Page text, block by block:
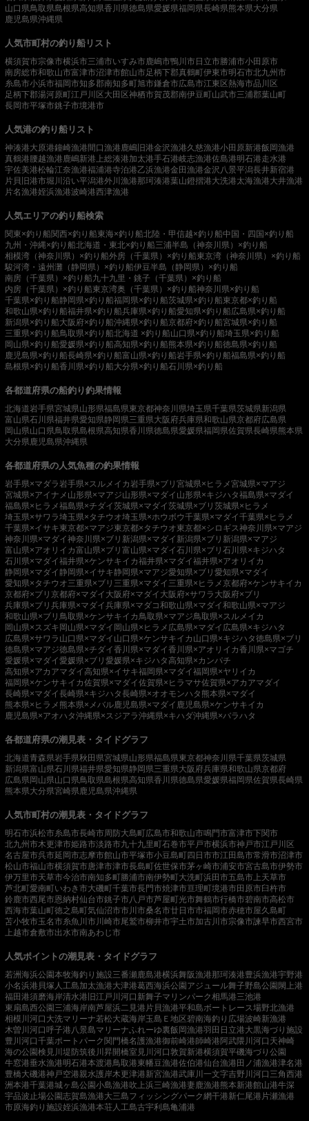
山口県鳥取県島根県高知県香川県徳島県愛媛県福岡県長崎県熊本県大分県
鹿児島県沖縄県
人気市町村の釣り船リスト
横須賀市宗像市横浜市三浦市いすみ市鹿嶋市鴨川市日立市勝浦市小田原市
南房総市和歌山市富津市沼津市館山市足柄下郡真鶴町伊東市明石市北九州市
糸島市小浜市福岡市知多郡南知多町旭市鎌倉市広島市江東区熱海市品川区
足柄下郡湯河原町江戸川区大田区神栖市賀茂郡南伊豆町山武市三浦郡葉山町
長岡市平塚市銚子市境港市
人気港の釣り船リスト
神湊港大原港鐘崎漁港間口漁港 鹿嶋旧港金沢漁港久慈漁港小田原新港飯岡漁港
真鶴港腰越漁港 鹿嶋新港 上総湊港加太港手石港岐志漁港佐島港明石港走水港
宇佐美港松輪江奈漁港福浦港寺泊港乙浜漁港金田漁港金沢八景平潟長井新宿港
片貝旧港市堀川沿い平潟港外川漁港那珂湊港葉山鐙摺港大洗港太海漁港大井漁港
片名漁港姪浜漁港波崎港西津漁港
人気エリアの釣り船検索
関東×釣り船関西×釣り船東海×釣り船北陸・甲信越×釣り船中国・四国×釣り船
九州・沖縄×釣り船北海道・東北×釣り船三浦半島（神奈川県）×釣り船
相模湾（神奈川県）×釣り船外房（千葉県）×釣り船東京湾（神奈川県）×釣り船
駿河湾・遠州灘（静岡県）×釣り船伊豆半島（静岡県）×釣り船
南房（千葉県）×釣り船九十九里・銚子（千葉県）×釣り船
内房（千葉県）×釣り船東京湾奥（千葉県）×釣り船神奈川県×釣り船
千葉県×釣り船静岡県×釣り船福岡県×釣り船茨城県×釣り船東京都×釣り船
和歌山県×釣り船福井県×釣り船兵庫県×釣り船愛知県×釣り船広島県×釣り船
新潟県×釣り船大阪府×釣り船沖縄県×釣り船京都府×釣り船宮城県×釣り船
三重県×釣り船鳥取県×釣り船北海道 ×釣り船山口県×釣り船埼玉県×釣り船
岡山県×釣り船愛媛県×釣り船高知県×釣り船熊本県×釣り船徳島県×釣り船
鹿児島県×釣り船長崎県×釣り船富山県×釣り船岩手県×釣り船福島県×釣り船
島根県×釣り船香川県×釣り船大分県×釣り船石川県×釣り船
各都道府県の船釣り釣果情報
北海道岩手県宮城県山形県福島県東京都神奈川県埼玉県千葉県茨城県新潟県
富山県石川県福井県愛知県静岡県三重県大阪府兵庫県和歌山県京都府広島県
岡山県山口県鳥取県島根県高知県香川県徳島県愛媛県福岡県佐賀県長崎県熊本県
大分県 鹿児島県沖縄県
各都道府県の人気魚種の釣果情報
岩手県×マダラ 岩手県×スルメイカ 岩手県×ブリ 宮城県×ヒラメ宮城県×マアジ
宮城県×アイナメ 山形県×マアジ山形県×マダイ 山形県×キジハタ福島県×マダイ
福島県×ヒラメ福島県×チダイ茨城県×マダイ茨城県×ブリ 茨城県×ヒラメ
埼玉県×サワラ埼玉県×タチウオ埼玉県×ホウボウ千葉県×マダイ千葉県×ヒラメ
千葉県×イサキ東京都×マアジ東京都×タチウオ東京都×シロギス神奈川県×マアジ
神奈川県×マダイ神奈川県×ブリ 新潟県×マダイ 新潟県×ブリ 新潟県×マアジ
富山県×アオリイカ富山県×ブリ 富山県×マダイ石川県×ブリ 石川県×キジハタ
石川県×マダイ福井県×ケンサキイカ福井県×マダイ福井県×アオリイカ
静岡県×マダイ静岡県×イサキ静岡県×マアジ愛知県×ブリ 愛知県×マダイ
愛知県×タチウオ三重県×ブリ 三重県×マダイ 三重県×ヒラメ京都府×ケンサキイカ
京都府×ブリ 京都府×マダイ 大阪府×マダイ 大阪府×サワラ 大阪府×ブリ
兵庫県×ブリ 兵庫県×マダイ兵庫県×マダコ和歌山県×マダイ和歌山県×マアジ
和歌山県×ブリ 鳥取県×ケンサキイカ 鳥取県×マアジ鳥取県×スルメイカ
岡山県×スズキ岡山県×マダイ 岡山県×ヒラメ 広島県×マダイ 広島県×キジハタ
広島県×サワラ 山口県×マダイ 山口県×ケンサキイカ 山口県×キジハタ徳島県×ブリ
徳島県×マアジ徳島県×チダイ香川県×マダイ香川県×アオリイカ香川県×マゴチ
愛媛県×マダイ愛媛県×ブリ 愛媛県×キジハタ高知県×カンパチ
高知県×アカアマダイ高知県×イサキ福岡県×マダイ福岡県×ヤリイカ
福岡県×ケンサキイカ佐賀県×マダイ佐賀県×ヒラマサ佐賀県×アカアマダイ
長崎県×マダイ長崎県×キジハタ長崎県×オオモンハタ 熊本県×マダイ
熊本県×ヒラメ 熊本県×メバル鹿児島県×マダイ 鹿児島県×ケンサキイカ
鹿児島県×アオハタ沖縄県×スジアラ沖縄県×キハダ沖縄県×バラハタ
各都道府県の潮見表・タイドグラフ
北海道青森県岩手県秋田県宮城県山形県福島県東京都神奈川県千葉県茨城県
新潟県富山県石川県福井県愛知県静岡県三重県大阪府兵庫県和歌山県京都府
広島県岡山県山口県鳥取県島根県高知県香川県徳島県愛媛県福岡県佐賀県長崎県
熊本県大分県宮崎県 鹿児島県沖縄県
人気市町村の潮見表・タイドグラフ
明石市浜松市糸島市長崎市周防大島町広島市和歌山市鳴門市富津市下関市
北九州市木更津市姫路市淡路市九十九里町石巻市平戸市横浜市神戸市江戸川区
名古屋市呉市延岡市志摩市館山市平塚市小豆島町四日市市江田島市常滑市沼津市
松山市福山市横須賀市唐津市津市長島町佐世保市茅ヶ崎市浦安市宮古島市伊勢市
伊万里市天草市今治市南知多町勝浦市南伊勢町大洗町浜田市五島市 上天草市
芦北町愛南町いわき市大磯町千葉市長門市焼津市亘理町境港市田原市臼杵市
鈴鹿市西尾市恩納村仙台市銚子市八戸市芦屋町光市舞鶴市行橋市碧南市高松市
西海市葉山町徳之島町気仙沼市市川市桑名市廿日市市福岡市赤穂市屋久島町
苫小牧市玉名市糸魚川市 川崎市尾鷲市柳井市宇土市加古川市宗像市諫早市西宮市
上越市倉敷市出水市南あわじ市
人気ポイントの潮見表・タイドグラフ
若洲海浜公園本牧海釣り施設三番瀬 鹿島港横浜舞阪漁港那珂湊港豊浜漁港宇野港
小名浜港 貝塚人工島加太漁港大津港葛西海浜公園アジュール舞子野島公園閖上港
福田港須磨海岸清水港 旧江戸川河口 新舞子マリンパーク相馬港三池港
東扇島西公園三浦海岸南芦屋浜二見港 片貝漁港平和島ボートレース場野北漁港
相模川河口 大洗マリーナ若松大蔵海岸玉島Ｅ地区碧南海釣り広場波崎新漁港
木曽川河口呼子港 八景島マリーナふれーゆ裏飯岡漁港羽田 日立港大黒海づり施設
豊川河口千葉ポートパーク関門橋名護漁港御前崎港師崎港阿武隈川河口 天神崎
海の公園検見川堤防筑後川昇開橋室見川河口敦賀新港横須賀平磯海づり公園
牛窓港垂水漁港明石港本渡港鳥取港東幡豆漁港佐伯港仙台漁港田ノ浦漁港津名港
豊橋大磯港神戸空港親水護岸木更津港新宮漁港武庫川一文字吉野川河口 三角西港
洲本港千葉港城ヶ島公園小島漁港吹上浜三崎漁港妻鹿漁港熊本新港館山港牛深
宇品波止場公園志賀島漁港大三島フィッシングパーク網干港新仁尾港 片瀬漁港
市原海釣り施設姪浜漁港本荘人工島古宇利島亀浦港